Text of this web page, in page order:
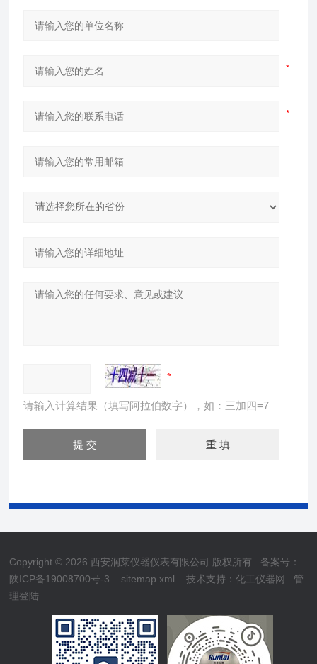
请输入计算结果（填写阿拉伯数字），如：三加四=7
Copyright © 2026 西安润莱仪器仪表有限公司 版权所有 备案号：
陕ICP备19008700号-3
sitemap.xml 技术支持：化工仪器网
管
理登陆